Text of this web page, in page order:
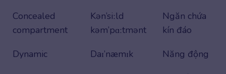
Concealed
compartment
Kən’siːld
kəm’pɑːtmənt
Ngăn chứa
kín đáo
Dynamic
Daɪ’næmɪk
Năng động